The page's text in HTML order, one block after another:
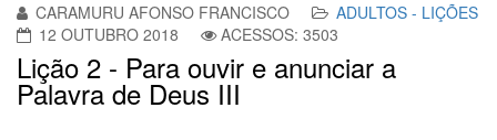
CARAMURU AFONSO FRANCISCO
ADULTOS - LIÇÕES
12 OUTUBRO 2018
ACESSOS: 3503
Lição 2 - Para ouvir e anunciar a
Palavra de Deus III